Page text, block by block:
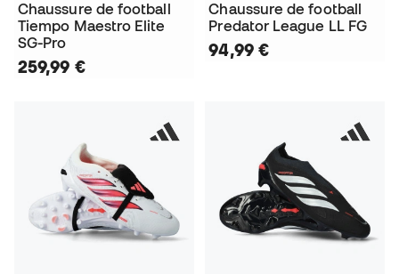
Chaussure de football
Tiempo Maestro Elite
SG-Pro
259,99 €
Chaussure de football
Predator League LL FG
94,99 €